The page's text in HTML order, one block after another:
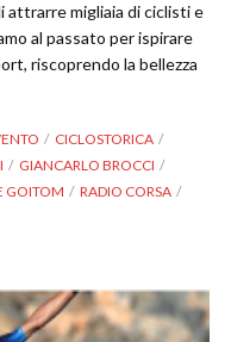
attrarre migliaia di ciclisti e
al passato per ispirare
riscoprendo la bellezza
CICLOSTORICA
GIANCARLO BROCCI
GOITOM
RADIO CORSA